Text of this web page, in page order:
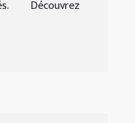
Découvrez